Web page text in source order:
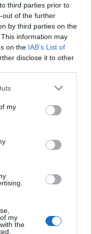
third parties prior to
out of the further
by third parties on the
information may
on the IAB’s List of
disclose it to other
one or more Google
You may click to
third-party tags to
in below Google
my
my
the